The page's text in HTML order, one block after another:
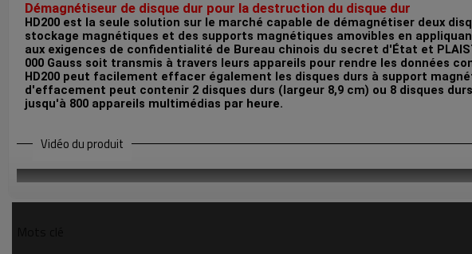
Démagnétiseur de disque dur pour la destruction du disque dur
HD200 est la seule solution sur le marché capable de démagnétiser deux
stockage magnétiques et des supports magnétiques amovibles en
aux exigences de confidentialité de Bureau chinois du secret d'État et
000 Gauss soit transmis à travers leurs appareils pour rendre les données
HD200 peut facilement effacer également les disques durs à support
d'effacement peut contenir 2 disques durs (largeur 8,9 cm) ou 8 disques
jusqu'à 800 appareils multimédias par heure.
Vidéo du produit